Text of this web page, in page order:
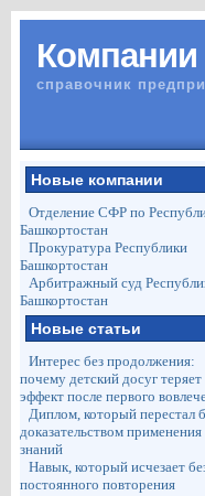
справочник
Новые компании
Отделение СФР по
Башкортостан
Прокуратура Республики
Башкортостан
Арбитражный суд
Башкортостан
Новые статьи
Интерес без продолжения:
почему детский досуг теряет
эффект после первого
Диплом, который перестал
доказательством применения
знаний
Навык, который исчезает
постоянного повторения